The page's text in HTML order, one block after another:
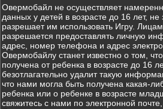
Овермобайл не осуществляет
данных у детей в возрасте до 16 лет,
разрешает им использовать Игру.
разрешается предоставлять личную
адрес, номер телефона и адрес
Овермобайлу станет известно о том,
получена от ребенка в возрасте до 16
безотлагательно удалит такую
что нами могла быть получена какая-
ребенка или о ребенке в возрасте
свяжитесь с нами по электронной